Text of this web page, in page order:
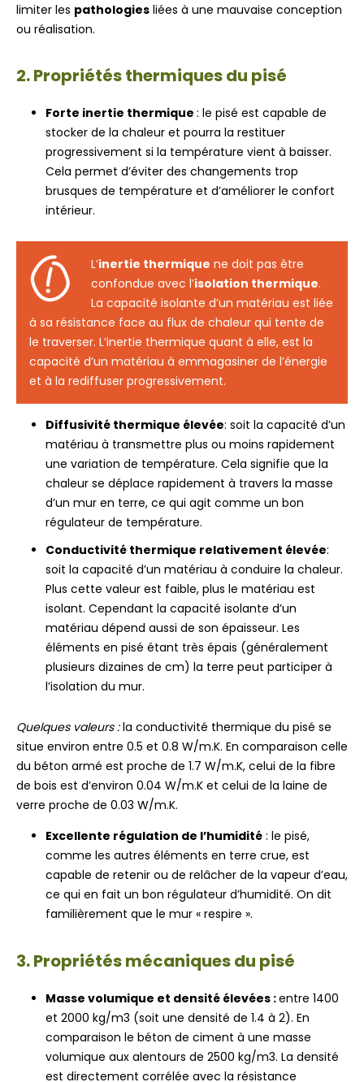
limiter les pathologies liées à une mauvaise conception
ou réalisation.
2. Propriétés thermiques du pisé
Forte inertie thermique : le pisé est capable de
stocker de la chaleur et pourra la restituer
progressivement si la température vient à baisser.
Cela permet d’éviter des changements trop
brusques de température et d’améliorer le confort
intérieur.
L’inertie thermique ne doit pas être
confondue avec l’isolation thermique.
La capacité isolante d’un matériau est liée
à sa résistance face au flux de chaleur qui tente de
le traverser. L’inertie thermique quant à elle, est la
capacité d’un matériau à emmagasiner de l’énergie
et à la rediffuser progressivement.
Diffusivité thermique élevée: soit la capacité d’un
matériau à transmettre plus ou moins rapidement
une variation de température. Cela signifie que la
chaleur se déplace rapidement à travers la masse
d’un mur en terre, ce qui agit comme un bon
régulateur de température.
Conductivité thermique relativement élevée:
soit la capacité d’un matériau à conduire la chaleur.
Plus cette valeur est faible, plus le matériau est
isolant. Cependant la capacité isolante d’un
matériau dépend aussi de son épaisseur. Les
éléments en pisé étant très épais (généralement
plusieurs dizaines de cm) la terre peut participer à
l’isolation du mur.
Quelques valeurs :la conductivité thermique du pisé se
situe environ entre 0.5 et 0.8 W/m.K. En comparaison celle
du béton armé est proche de 1.7 W/m.K, celui de la fibre
de bois est d’environ 0.04 W/m.K et celui de la laine de
verre proche de 0.03 W/m.K.
Excellente régulation de l’humidité : le pisé,
comme les autres éléments en terre crue, est
capable de retenir ou de relâcher de la vapeur d’eau,
ce qui en fait un bon régulateur d’humidité. On dit
familièrement que le mur « respire ».
3. Propriétés mécaniques du pisé
Masse volumique et densité élevées :entre 1400
et 2000 kg/m3 (soit une densité de 1.4 à 2). En
comparaison le béton de ciment à une masse
volumique aux alentours de 2500 kg/m3. La densité
est directement corrélée avec la résistance